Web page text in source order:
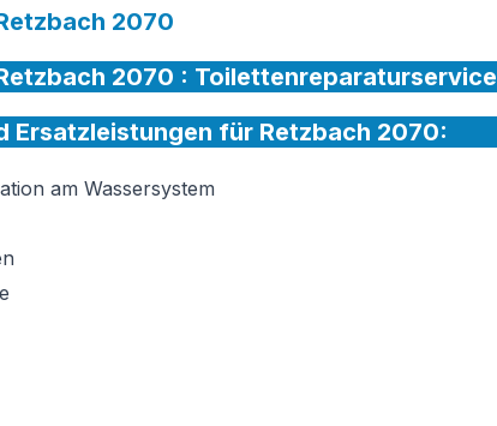
2070
2070 : Toilettenreparaturservice
Ersatzleistungen für Retzbach 2070:
am Wassersystem